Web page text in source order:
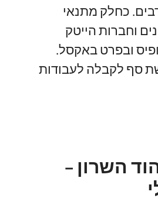
כחלק מתנאי
וחברות הייטק
ובפרט באקסל.
סף לקבלה לעבודות
השרון –